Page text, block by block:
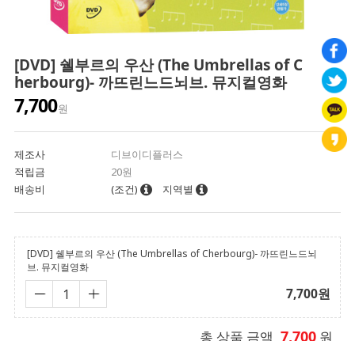
[DVD] 쉘부르의 우산 (The Umbrellas of C
herbourg)- 까뜨린느드뇌브. 뮤지컬영화
7,700원
제조사
디브이디플러스
적립금
20원
배송비
(조건) 지역별
[DVD] 쉘부르의 우산 (The Umbrellas of Cherbourg)- 까뜨린느드뇌
브. 뮤지컬영화
7,700원
총 상품 금액 7,700 원